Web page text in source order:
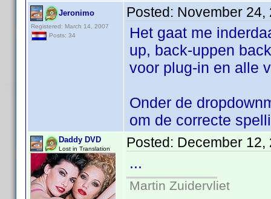
Jeronimo
Registered: March 14, 2007
Posts: 34
Posted: November 24,
Het gaat me
up, back-uppen
voor plug-in en alle
Onder de
om de correcte
Daddy DVD
Lost in Translation Posted: December 12,
...
Martin Zuidervliet